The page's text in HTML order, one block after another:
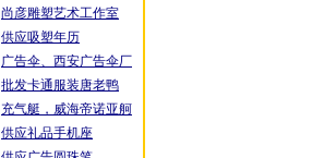
尚彦雕塑艺术工作室
供应吸塑年历
广告伞、西安广告伞厂
批发卡通服装唐老鸭
充气艇，威海帝诺亚舸
供应礼品手机座